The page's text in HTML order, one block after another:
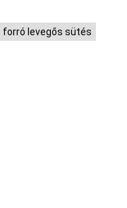
forró levegős sütés